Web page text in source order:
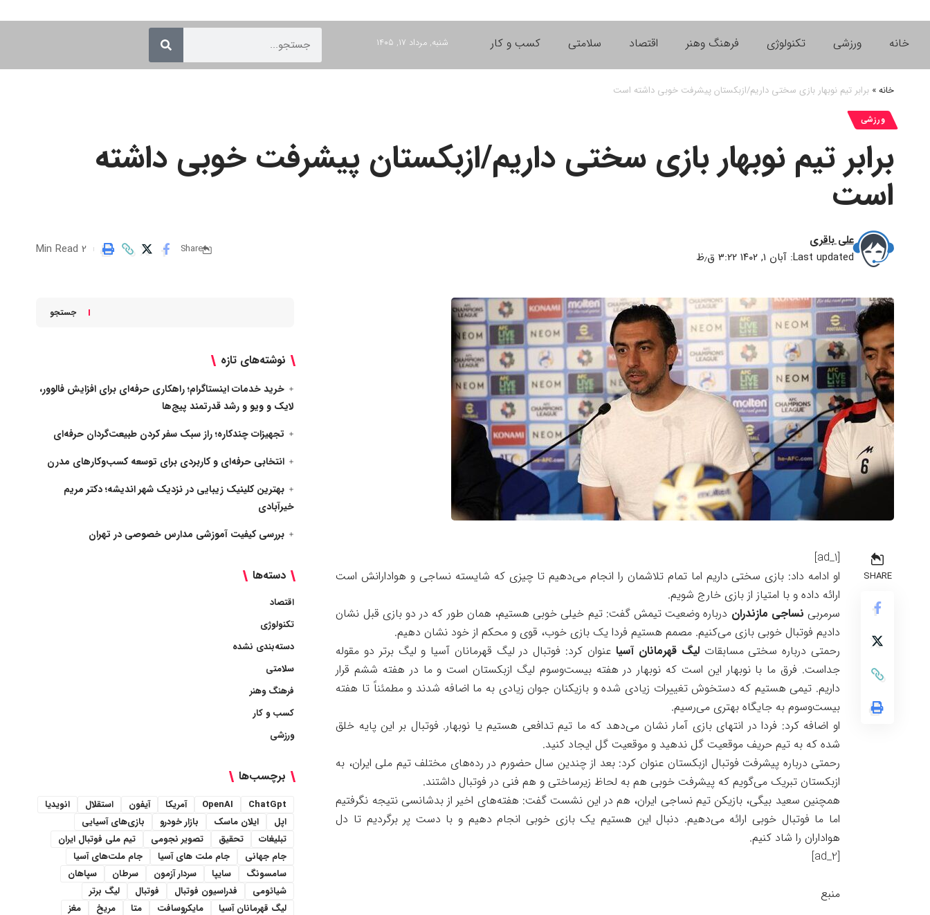
خانه ورزشی تکنولوژی فرهنگ وهنر اقتصاد سلامتی کسب و کار شنبه, مرداد ۱۷, ۱۴۰۵
خانه» برابر تیم نوبهار بازی سختی داریم/ازبکستان پیشرفت خوبی داشته است
ورزشی
برابر تیم نوبهار بازی سختی داریم/ازبکستان پیشرفت خوبی داشته
است
Last updated: آبان ۱, ۱۴۰۲ ۳:۲۲ ق٫ظ
علی باقری
Share
2 Min Read
SHARE
[ad_1]
او ادامه داد: بازی سختی داریم اما تمام تلاشمان را انجام می‌دهیم تا چیزی که شایسته نساجی و هوادارانش است
ارائه داده و با امتیاز از بازی خارج شویم.
سرمربی نساجی مازندران درباره وضعیت تیمش گفت: تیم خیلی خوبی هستیم، همان‌ طور که در دو بازی قبل نشان
دادیم فوتبال خوبی بازی می‌کنیم. مصمم هستیم فردا یک بازی خوب، قوی و محکم از خود نشان دهیم.
رحمتی درباره سختی مسابقاتلیگ قهرمانان آسیاعنوان کرد: فوتبال در لیگ قهرمانان آسیا و لیگ برتر دو مقوله
جداست. فرق ما با نوبهار این است که نوبهار در هفته بیست‌وسوم لیگ ازبکستان است و ما در هفته ششم قرار
داریم. تیمی هستیم که دستخوش تغییرات زیادی شده و بازیکنان جوان زیادی به ما اضافه شدند و مطمئناً تا هفته
بیست‌وسوم به جایگاه بهتری می‌رسیم.
او اضافه کرد: فردا در انتهای بازی آمار نشان می‌دهد که ما تیم تدافعی هستیم یا نوبهار. فوتبال بر این پایه خلق
شده که به تیم حریف موقعیت گل ندهید و موقعیت گل ایجاد کنید.
رحمتی درباره پیشرفت فوتبال ازبکستان عنوان کرد: بعد از چندین سال حضورم در رده‌های مختلف تیم ملی ایران، به
ازبکستان تبریک می‌گویم که پیشرفت خوبی هم به لحاظ زیرساختی و هم فنی در فوتبال داشتند.
همچنین سعید بیگی، بازیکن تیم نساجی ایران، هم در این نشست گفت: هفته‌های اخیر از بدشانسی نتیجه نگرفتیم
اما ما فوتبال خوبی ارائه می‌دهیم. دنبال این هستیم یک بازی خوبی انجام دهیم و با دست پر برگردیم تا دل
هواداران را شاد کنیم.
[ad_2]
منبع
جستجو
نوشته‌های تازه
خرید خدمات اینستاگرام؛ راهکاری حرفه‌ای برای افزایش فالوور،
لایک و ویو و رشد قدرتمند پیج‌ها
تجهیزات چندکاره؛ راز سبک سفر کردن طبیعت‌گردان حرفه‌ای
انتخابی حرفه‌ای و کاربردی برای توسعه کسب‌وکارهای مدرن
بهترین کلینیک زیبایی در نزدیک شهر اندیشه؛ دکتر مریم
خیرآبادی
بررسی کیفیت آموزشی مدارس خصوصی در تهران
دسته‌ها
اقتصاد
تکنولوژی
دسته‌بندی نشده
سلامتی
فرهنگ وهنر
کسب و کار
ورزشی
برچسب‌ها
ChatGpt
OpenAI آمریکا آیفون استقلال
انویدیا
اپل
ایلان ماسک بازار خودرو
بازی‌های آسیایی
تبلیغات
تحقیق تصویر نجومی
تیم ملی فوتبال ایران
جام جهانی
جام ملت های آسیا
جام ملت‌های آسیا
سامسونگ
سایپا سردار آزمون سرطان
سپاهان
شیائومی
فدراسیون فوتبال فوتبال
لیگ برتر
لیگ قهرمانان آسیا
مایکروسافت متا مریخ
مغز